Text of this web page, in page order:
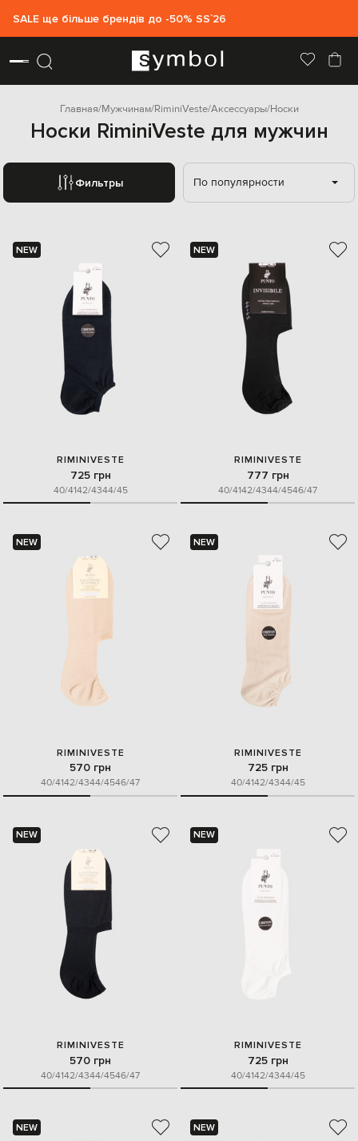
SALE ще більше брендів до -50% SS`26
Главная Мужчинам RiminiVeste Аксессуары Носки
Носки RiminiVeste для мужчин
Фильтры По популярности
NEW
RIMINIVESTE
725 грн
40/4142/4344/45
NEW
RIMINIVESTE
777 грн
40/4142/4344/4546/47
NEW
RIMINIVESTE
570 грн
40/4142/4344/4546/47
NEW
RIMINIVESTE
725 грн
40/4142/4344/45
NEW
RIMINIVESTE
570 грн
40/4142/4344/4546/47
NEW
RIMINIVESTE
725 грн
40/4142/4344/45
NEW NEW